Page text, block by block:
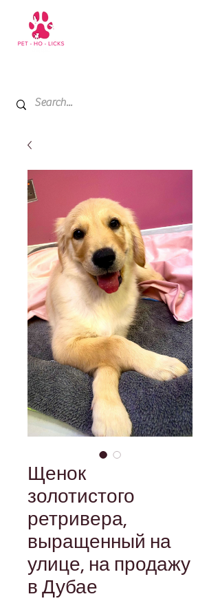
Щенок
золотистого
ретривера,
выращенный на
улице, на продажу
в Дубае